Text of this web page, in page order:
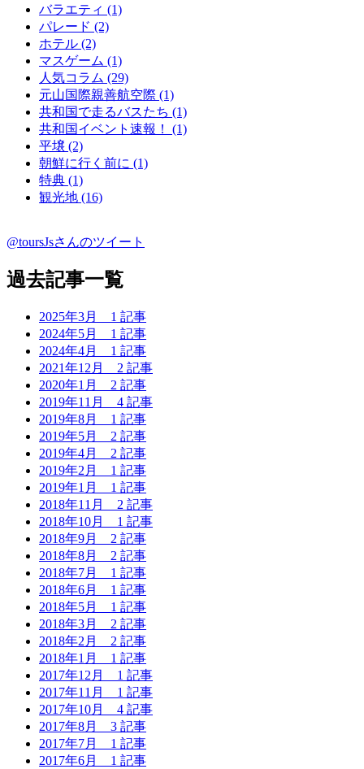
バラエティ (1)
パレード (2)
ホテル (2)
マスゲーム (1)
人気コラム (29)
元山国際親善航空際 (1)
共和国で走るバスたち (1)
共和国イベント速報！ (1)
平壌 (2)
朝鮮に行く前に (1)
特典 (1)
観光地 (16)
@toursJsさんのツイート
過去記事一覧
2025年3月 1 記事
2024年5月 1 記事
2024年4月 1 記事
2021年12月 2 記事
2020年1月 2 記事
2019年11月 4 記事
2019年8月 1 記事
2019年5月 2 記事
2019年4月 2 記事
2019年2月 1 記事
2019年1月 1 記事
2018年11月 2 記事
2018年10月 1 記事
2018年9月 2 記事
2018年8月 2 記事
2018年7月 1 記事
2018年6月 1 記事
2018年5月 1 記事
2018年3月 2 記事
2018年2月 2 記事
2018年1月 1 記事
2017年12月 1 記事
2017年11月 1 記事
2017年10月 4 記事
2017年8月 3 記事
2017年7月 1 記事
2017年6月 1 記事